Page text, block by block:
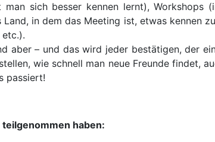
man sich besser kennen lernt),
in dem das Meeting ist, etwas kennen
aber – und das wird jeder bestätigen, der
wie schnell man neue Freunde findet,
passiert!
haben: